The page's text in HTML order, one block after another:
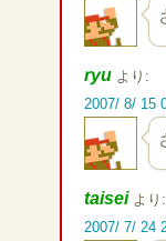
ryu より:
2007/ 8/ 15
taisei より:
2007/ 7/ 24